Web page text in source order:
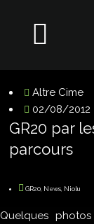
Altre Cime
02/08/2012
GR20 par
parcours
GR20, News, Niolu
Quelques